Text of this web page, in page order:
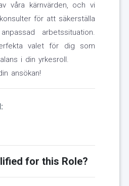
våra kärnvärden, och vi
för att säkerställa
arbetssituation.
valet för dig som
i din yrkesroll.
ansökan!
for this Role?